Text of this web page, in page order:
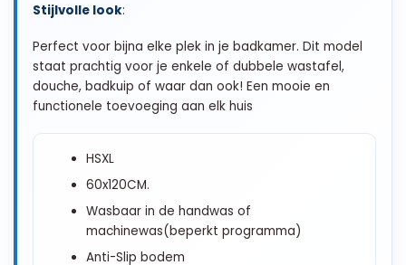
Stijlvolle look:
Perfect voor bijna elke plek in je badkamer. Dit model
staat prachtig voor je enkele of dubbele wastafel,
douche, badkuip of waar dan ook! Een mooie en
functionele toevoeging aan elk huis
HSXL
60x120CM.
Wasbaar in de handwas of
machinewas(beperkt programma)
Anti-Slip bodem